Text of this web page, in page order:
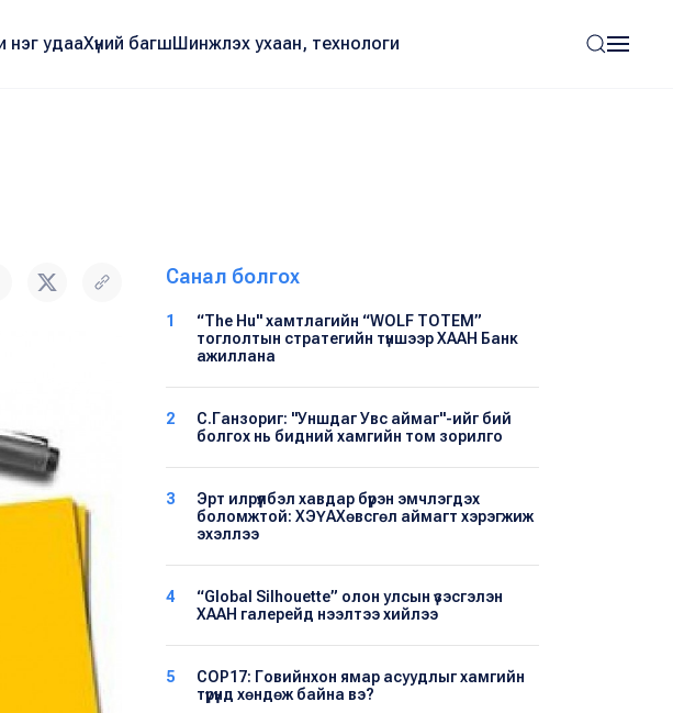
нэг удааХүний багшШинжлэх ухаан, технологи
Санал болгох
1
“The Hu" хамтлагийн “WOLF TOTEM”
тоглолтын стратегийн түншээр ХААН Банк
ажиллана
2
С.Ганзориг: "Уншдаг Увс аймаг"-ийг бий
болгох нь бидний хамгийн том зорилго
3
Эрт илрүүлбэл хавдар бүрэн эмчлэгдэх
боломжтой: ХЭҮА​Хөвсгөл аймагт хэрэгжиж
эхэллээ
4
“Global Silhouette” олон улсын үзэсгэлэн
ХААН галерейд нээлтээ хийлээ
5
COP17: Говийнхон ямар асуудлыг хамгийн
түрүүнд хөндөж байна вэ?